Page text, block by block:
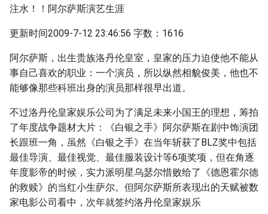
注水！！阿尔萨斯演艺生涯
更新时间2009-7-12 23:46:56 字数：1616
阿尔萨斯，出生贵族洛丹伦皇室，皇家的压力迫使他不能从
事自己喜欢的职业：一个演员，所以纵然相貌俊美，他也不
能够像那些科班出身的演员那样很早出道。
不过洛丹伦皇家娱乐公司为了满足未来小国王的理想，筹拍
了年度战争题材大片：《白银之手》阿尔萨斯在剧中饰演团
长跟班一角，虽然《白银之手》在当年斩获了BLZ奖中包括
最佳导演、最佳视觉、最佳服装设计等6项奖项，但在角逐
年度影帝的时候，实力派明星乌瑟尔惜败给了《德恩霍尔德
的救赎》的当红小生萨尔。但阿尔萨斯所表现出的天赋被数
家电影公司看中，次年就签约洛丹伦皇家娱乐